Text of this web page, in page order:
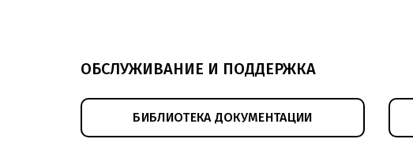
ОБСЛУЖИВАНИЕ И ПОДДЕРЖКА
БИБЛИОТЕКА ДОКУМЕНТАЦИИ